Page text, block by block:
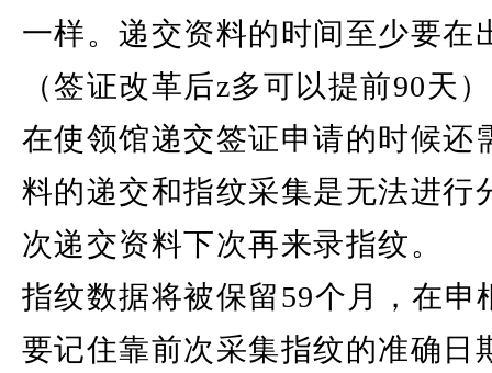
一样。递交资料的时间至少要在
（签证改革后z多可以提前90天）
在使领馆递交签证申请的时候还
料的递交和指纹采集是无法进行
次递交资料下次再来录指纹。
指纹数据将被保留59个月，在申
要记住靠前次采集指纹的准确日